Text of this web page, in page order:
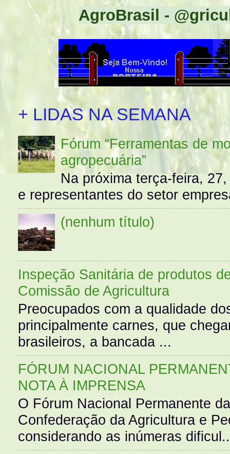
AgroBrasil -
+ LIDAS NA SEMANA
Fórum “Ferramentas de
agropecuária”
Na próxima terça-feira,
e representantes do setor
(nenhum título)
Inspeção Sanitária de produtos
Comissão de Agricultura
Preocupados com a qualidade
principalmente carnes, que
brasileiros, a bancada ...
FÓRUM NACIONAL
NOTA À IMPRENSA
O Fórum Nacional Permanente
Confederação da Agricultura e
considerando as inúmeras